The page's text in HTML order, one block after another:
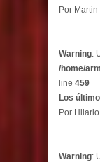
Por
Warning:
/home/
line 459
Los
Por
Warning: